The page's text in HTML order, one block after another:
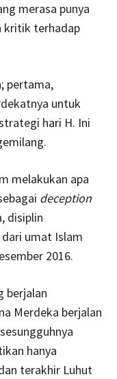
merasa punya
kritik terhadap
pertama,
untuk
hari H. Ini
melakukan apa
deception
disiplin
dari umat Islam
2016.
berjalan
Merdeka berjalan
hanya
terakhir Luhut